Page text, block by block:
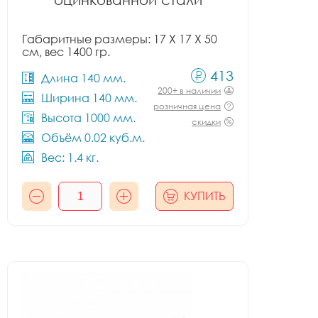
Габаритные размеры: 17 X 17 X 50
см, вес 1400 гр.
Длина 140 мм.
Ширина 140 мм.
Высота 1000 мм.
Объём 0.02 куб.м.
Вес: 1.4 кг.
413
200+ в наличии
розничная цена
скидки
КУПИТЬ